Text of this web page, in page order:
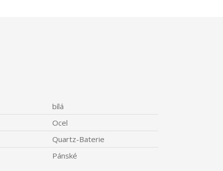
bílá
Ocel
Quartz-Baterie
Pánské